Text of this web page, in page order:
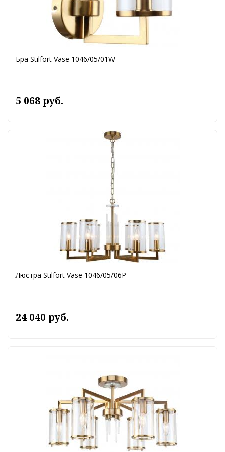
Бра Stilfort Vase 1046/05/01W
5 068 руб.
Люстра Stilfort Vase 1046/05/06P
24 040 руб.